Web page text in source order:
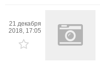
21 декабря
2018, 17:05